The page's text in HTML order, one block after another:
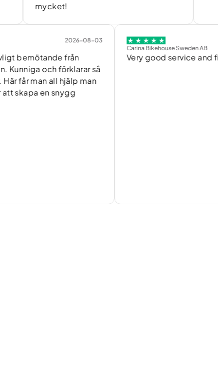
mycket!
2026-08-03
från
och förklarar så
man all hjälp man
en snygg
Carina Bikehouse Sweden AB
Very good service and fixed